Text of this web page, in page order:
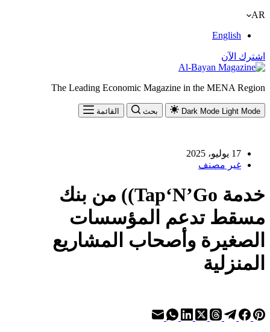
AR
English
اشترك الآن
The Leading Economic Magazine in the MENA Region
Dark Mode Light Mode بحث القائمة
17 يوليو، 2025
غير مصنف
خدمة Tap‘N’Go)) من بنك
مسقط تدعم المؤسسات
الصغيرة وأصحاب المشاريع
المنزلية